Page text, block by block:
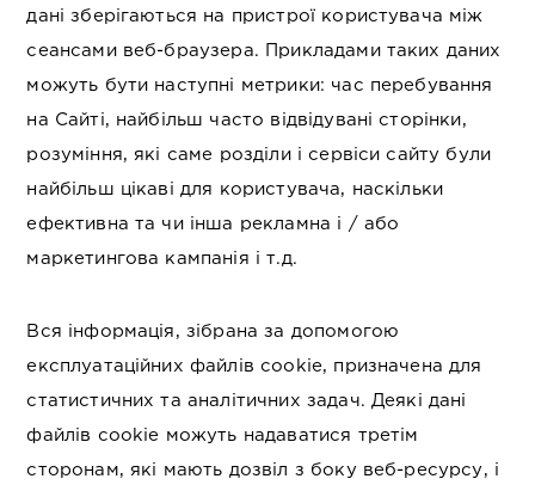
дані зберігаються на пристрої користувача між
сеансами веб-браузера. Прикладами таких даних
можуть бути наступні метрики: час перебування
на Сайті, найбільш часто відвідувані сторінки,
розуміння, які саме розділи і сервіси сайту були
найбільш цікаві для користувача, наскільки
ефективна та чи інша рекламна і / або
маркетингова кампанія і т.д.
Вся інформація, зібрана за допомогою
експлуатаційних файлів cookie, призначена для
статистичних та аналітичних задач. Деякі дані
файлів cookie можуть надаватися третім
сторонам, які мають дозвіл з боку веб-ресурсу, і